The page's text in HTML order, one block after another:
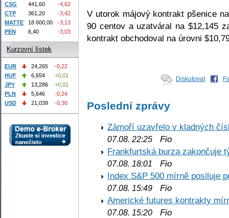
V utorok májový kontrakt pšenice
90 centov a uzatváral na $12,145
kontrakt obchodoval na úrovni
Diskutovat
Poslední zprávy
Zámoří uzavřelo v kladných
07.08. 22:25 Fio
Frankfurtská burza zakončuje
07.08. 18:01
Fio
Index S&P 500 mírně posiluje
07.08. 15:49 Fio
Americké futures kontrakty
07.08. 15:20 Fio
CSG
441,60
-4,62
CTP
361,20
-3,42
MATTE
18 600,00
-3,13
PEN
6,40 -3,03
Kurzovní lístek
EUR 24,265
-0,22
HUF
6,654
+0,01
JPY
13,286
+0,01
PLN
5,646
-0,24
USD
21,039 -0,30